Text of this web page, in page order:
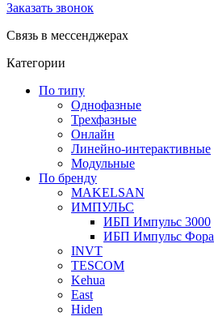
Заказать звонок
Связь в мессенджерах
Категории
По типу
Однофазные
Трехфазные
Онлайн
Линейно-интерактивные
Модульные
По бренду
MAKELSAN
ИМПУЛЬС
ИБП Импульс 3000
ИБП Импульс Фора
INVT
TESCOM
Kehua
East
Hiden